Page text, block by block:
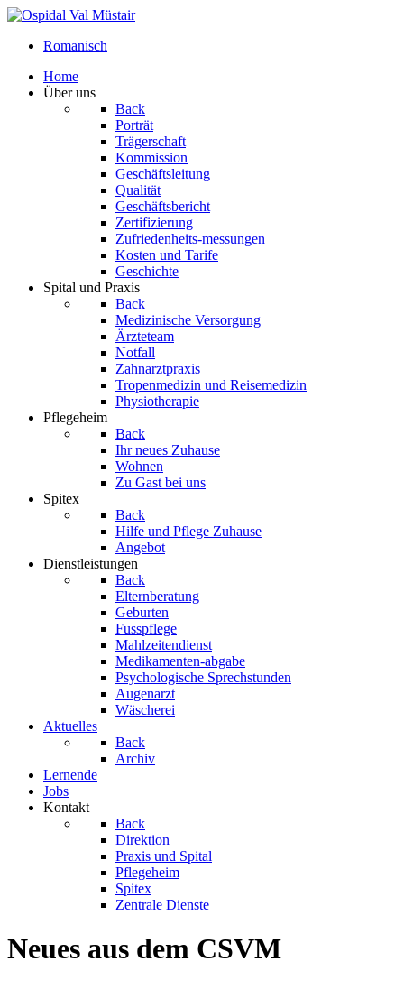
Romanisch
Home
Über uns
Back
Porträt
Trägerschaft
Kommission
Geschäftsleitung
Qualität
Geschäftsbericht
Zertifizierung
Zufriedenheits-messungen
Kosten und Tarife
Geschichte
Spital und Praxis
Back
Medizinische Versorgung
Ärzteteam
Notfall
Zahnarztpraxis
Tropenmedizin und Reisemedizin
Physiotherapie
Pflegeheim
Back
Ihr neues Zuhause
Wohnen
Zu Gast bei uns
Spitex
Back
Hilfe und Pflege Zuhause
Angebot
Dienstleistungen
Back
Elternberatung
Geburten
Fusspflege
Mahlzeitendienst
Medikamenten-abgabe
Psychologische Sprechstunden
Augenarzt
Wäscherei
Aktuelles
Back
Archiv
Lernende
Jobs
Kontakt
Back
Direktion
Praxis und Spital
Pflegeheim
Spitex
Zentrale Dienste
Neues aus dem CSVM